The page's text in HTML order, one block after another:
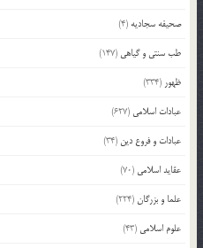
صحیفه سجادیه (4)
طب سنتی و گیاهی (147)
ظهور (334)
عبادات اسلامی (627)
عبادات و فروع دین (34)
عقاید اسلامی (70)
علما و بزرگان(224)
علوم اسلامی (43)